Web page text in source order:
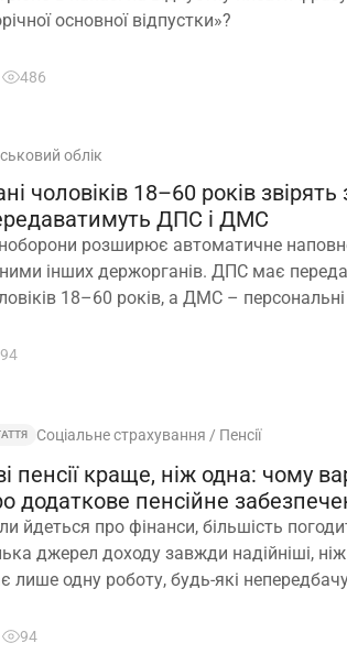
основної відпустки»?
486
облік
чоловіків 18–60 років
ДПС і ДМС
розширює автоматичне
інших держорганів. ДПС має
18–60 років, а ДМС – персональні
94
Соціальне страхування / Пенсії
пенсії краще, ніж одна: чому
додаткове пенсійне
йдеться про фінанси, більшість
джерел доходу завжди надійніші,
лише одну роботу, будь-які
миттєво позбавити її доходу. Саме
94